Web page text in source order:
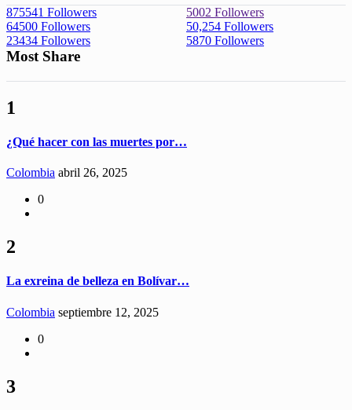
875541 Followers 5002 Followers
64500 Followers 50,254 Followers
23434 Followers 5870 Followers
Most Share
1
¿Qué hacer con las muertes por…
Colombia abril 26, 2025
0
2
La exreina de belleza en Bolívar…
Colombia septiembre 12, 2025
0
3